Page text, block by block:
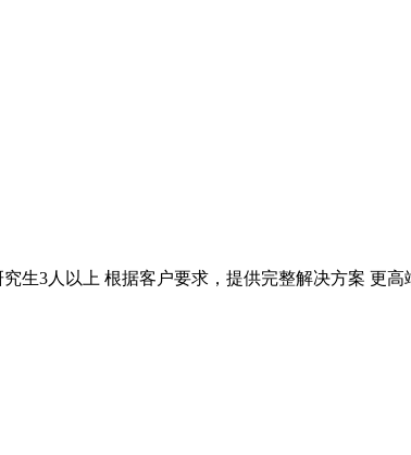
3人以上 根据客户要求，提供完整解决方案 更高